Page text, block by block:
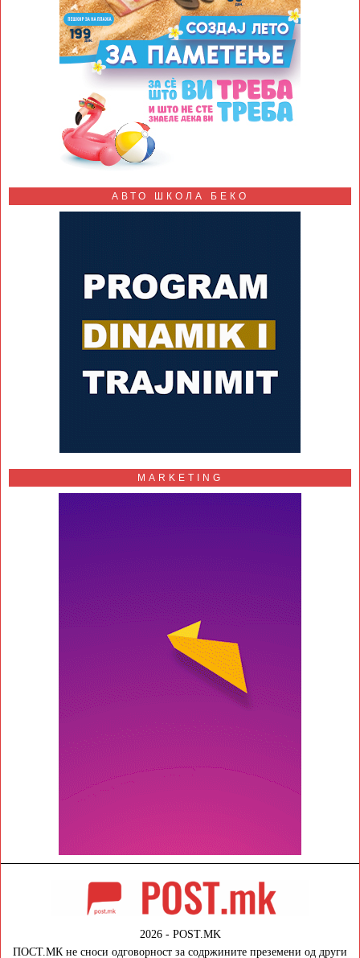
АВТО ШКОЛА БЕКО
MARKETING
2026 - POST.MK
ПОСТ.МК не сноси одговорност за содржините преземени од други